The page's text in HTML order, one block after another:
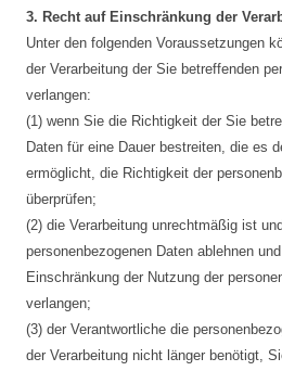
3. Recht auf Einschränkung der
Unter den folgenden Voraussetzungen
der Verarbeitung der Sie betreffenden
verlangen:
(1) wenn Sie die Richtigkeit der Sie
Daten für eine Dauer bestreiten, die es
ermöglicht, die Richtigkeit der
überprüfen;
(2) die Verarbeitung unrechtmäßig ist
personenbezogenen Daten ablehnen
Einschränkung der Nutzung der
verlangen;
(3) der Verantwortliche die
der Verarbeitung nicht länger benötigt,